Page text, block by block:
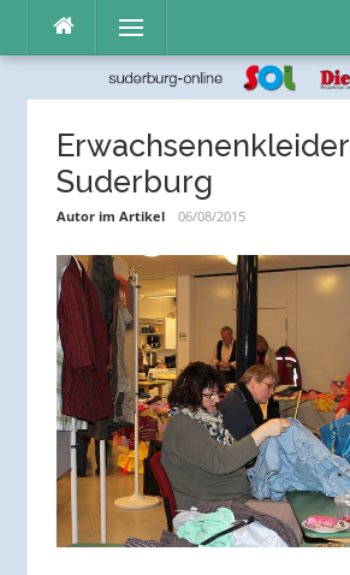
Inhalt
Menü
Suderburg
Autor im Artikel 06/08/2015